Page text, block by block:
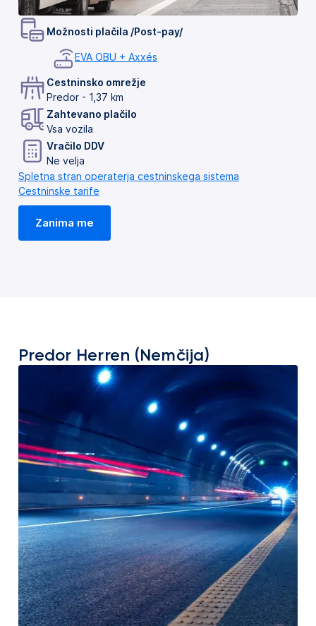
Možnosti plačila /Post-pay/
EVA OBU + Axxés
Cestninsko omrežje
Predor - 1,37 km
Zahtevano plačilo
Vsa vozila
Vračilo DDV
Ne velja
Spletna stran operaterja cestninskega sistema
Cestninske tarife
Zanima me
Predor Herren (Nemčija)